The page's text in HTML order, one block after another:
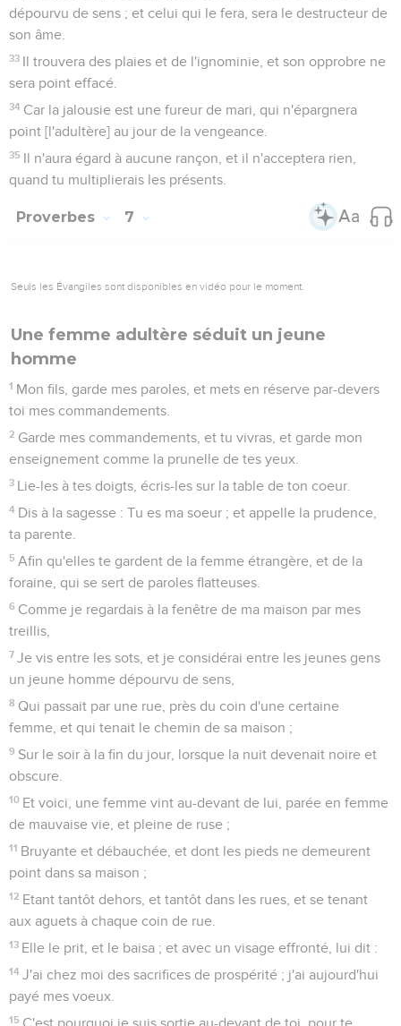
dépourvu de sens ; et celui qui le fera, sera le destructeur de
son âme.
33 Il trouvera des plaies et de l'ignominie, et son opprobre ne
sera point effacé.
34 Car la jalousie est une fureur de mari, qui n'épargnera
point [l'adultère] au jour de la vengeance.
35 Il n'aura égard à aucune rançon, et il n'acceptera rien,
quand tu multiplierais les présents.
Proverbes 7
Seuls les Évangiles sont disponibles en vidéo pour le moment.
Une femme adultère séduit un jeune
homme
1 Mon fils, garde mes paroles, et mets en réserve par-devers
toi mes commandements.
2 Garde mes commandements, et tu vivras, et garde mon
enseignement comme la prunelle de tes yeux.
3 Lie-les à tes doigts, écris-les sur la table de ton coeur.
4 Dis à la sagesse : Tu es ma soeur ; et appelle la prudence,
ta parente.
5 Afin qu'elles te gardent de la femme étrangère, et de la
foraine, qui se sert de paroles flatteuses.
6 Comme je regardais à la fenêtre de ma maison par mes
treillis,
7 Je vis entre les sots, et je considérai entre les jeunes gens
un jeune homme dépourvu de sens,
8 Qui passait par une rue, près du coin d'une certaine
femme, et qui tenait le chemin de sa maison ;
9 Sur le soir à la fin du jour, lorsque la nuit devenait noire et
obscure.
10 Et voici, une femme vint au-devant de lui, parée en femme
de mauvaise vie, et pleine de ruse ;
11 Bruyante et débauchée, et dont les pieds ne demeurent
point dans sa maison ;
12 Etant tantôt dehors, et tantôt dans les rues, et se tenant
aux aguets à chaque coin de rue.
13 Elle le prit, et le baisa ; et avec un visage effronté, lui dit :
14 J'ai chez moi des sacrifices de prospérité ; j'ai aujourd'hui
payé mes voeux.
15 C'est pourquoi je suis sortie au-devant de toi, pour te